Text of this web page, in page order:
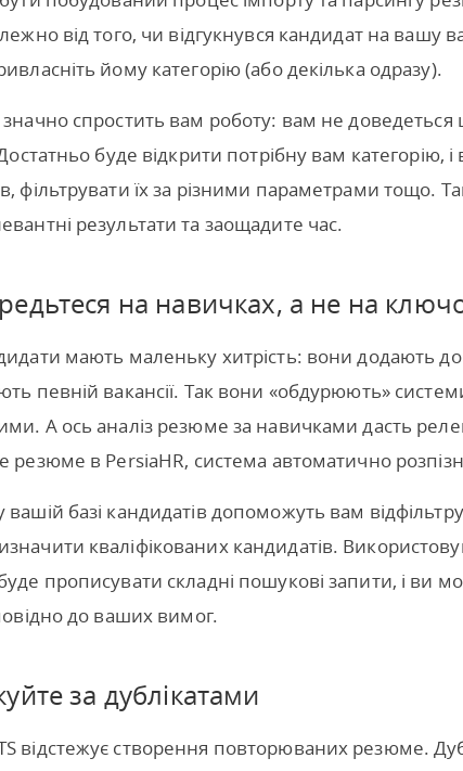
від того, чи відгукнувся кандидат на вашу
йому категорію (або декілька одразу).
спростить вам роботу: вам не доведеться
Достатньо буде відкрити потрібну вам категорію,
фільтрувати їх за різними параметрами
результати та заощадите час.
на навичках, а не на
мають маленьку хитрість: вони додають
певній вакансії. Так вони «обдурюють»
А ось аналіз резюме за навичками дасть
резюме в PersiaHR, система автоматично
базі кандидатів допоможуть вам
кваліфікованих кандидатів.
прописувати складні пошукові запити, і ви
до ваших вимог.
за дублікатами
відстежує створення повторюваних резюме.